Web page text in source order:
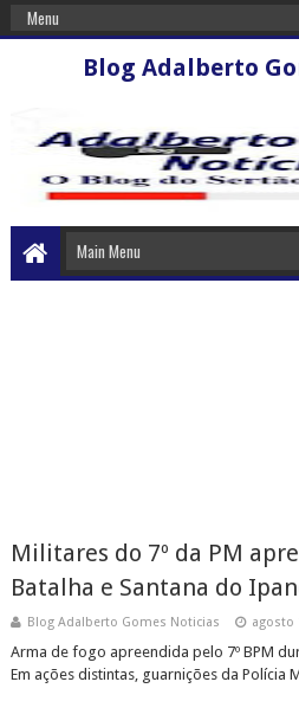
Blog Adalberto
Militares do 7º da PM
Batalha e Santana do
Blog Adalberto Gomes Noticias agosto
Arma de fogo apreendida pelo 7º BPM
Em ações distintas, guarnições da Polícia